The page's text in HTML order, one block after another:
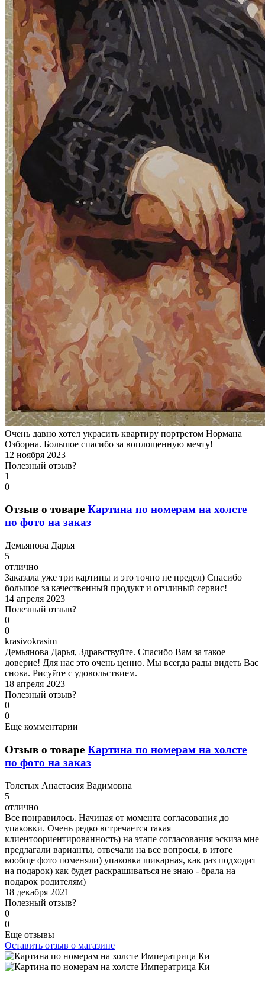
Очень давно хотел украсить квартиру портретом Нормана
Озборна. Большое спасибо за воплощенную мечту!
12 ноября 2023
Полезный отзыв?
1
0
Отзыв о товаре Картина по номерам на холсте
по фото на заказ
Демьянова Дарья
5
отлично
Заказала уже три картины и это точно не предел) Спасибо
большое за качественный продукт и отчлиный сервис!
14 апреля 2023
Полезный отзыв?
0
0
krasivokrasim
Демьянова Дарья, Здравствуйте. Спасибо Вам за такое
доверие! Для нас это очень ценно. Мы всегда рады видеть Вас
снова. Рисуйте с удовольствием.
18 апреля 2023
Полезный отзыв?
0
0
Еще комментарии
Отзыв о товаре Картина по номерам на холсте
по фото на заказ
Толстых Анастасия Вадимовна
5
отлично
Все понравилось. Начиная от момента согласования до
упаковки. Очень редко встречается такая
клиентоориентированность) на этапе согласования эскиза мне
предлагали варианты, отвечали на все вопросы, в итоге
вообще фото поменяли) упаковка шикарная, как раз подходит
на подарок) как будет раскрашиваться не знаю - брала на
подарок родителям)
18 декабря 2021
Полезный отзыв?
0
0
Еще отзывы
Оставить отзыв о магазине